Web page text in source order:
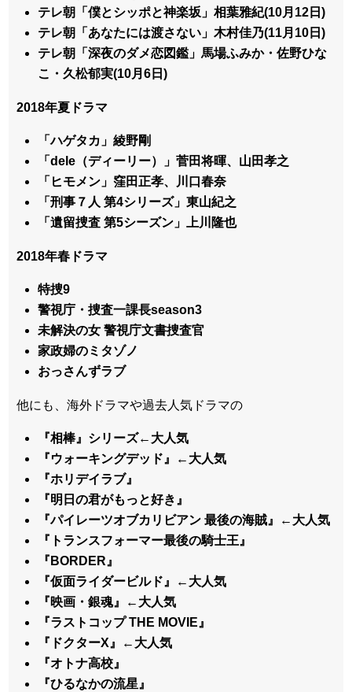
テレ朝「僕とシッポと神楽坂」相葉雅紀(10月12日)
テレ朝「あなたには渡さない」木村佳乃(11月10日)
テレ朝「深夜のダメ恋図鑑」馬場ふみか・佐野ひな
こ・久松郁実(10月6日)
2018年夏ドラマ
「ハゲタカ」綾野剛
「dele（ディーリー）」菅田将暉、山田孝之
「ヒモメン」窪田正孝、川口春奈
「刑事７人 第4シリーズ」東山紀之
「遺留捜査 第5シーズン」上川隆也
2018年春ドラマ
特捜9
警視庁・捜査一課長season3
未解決の女 警視庁文書捜査官
家政婦のミタゾノ
おっさんずラブ
他にも、海外ドラマや過去人気ドラマの
『相棒』シリーズ←大人気
『ウォーキングデッド』←大人気
『ホリデイラブ』
『明日の君がもっと好き』
『パイレーツオブカリビアン 最後の海賊』←大人気
『トランスフォーマー最後の騎士王』
『BORDER』
『仮面ライダービルド』←大人気
『映画・銀魂』←大人気
『ラストコップ THE MOVIE』
『ドクターX』←大人気
『オトナ高校』
『ひるなかの流星』